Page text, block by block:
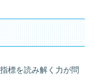
標を読み解く力が問